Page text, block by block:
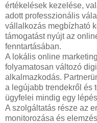
értékelések kezelése,
adott professzionális
vállalkozás megbízható
támogatást nyújt az
fenntartásában.
A lokális online
folyamatosan változó
alkalmazkodás.
a legújabb trendekről és
ügyfelei mindig egy
A szolgáltatás része az
monitorozása és